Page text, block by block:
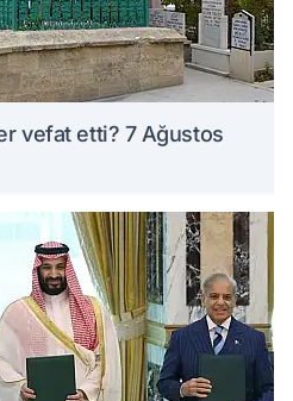
vefat etti? 7 Ağustos